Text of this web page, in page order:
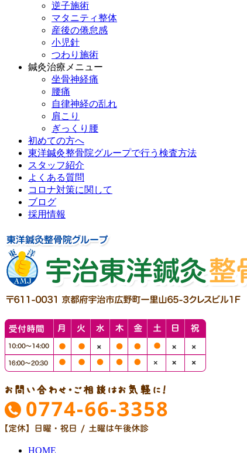
逆子施術
マタニティ整体
産後の倦怠感
小児針
つわり施術
鍼灸治療メニュー
坐骨神経痛
腰痛
自律神経の乱れ
肩こり
ぎっくり腰
初めての方へ
東洋鍼灸整骨院グループで行う検査方法
スタッフ紹介
よくある質問
コロナ対策に関して
ブログ
採用情報
HOME